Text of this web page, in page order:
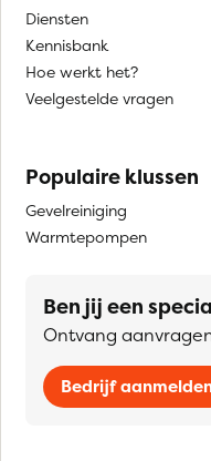
Diensten
Kennisbank
Hoe werkt het?
Veelgestelde vragen
Populaire klussen
Gevelreiniging
Warmtepompen
Ben jij een
Ontvang
Bedrijf